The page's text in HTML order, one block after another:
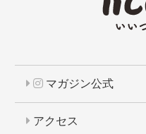
マガジン公式
アクセス